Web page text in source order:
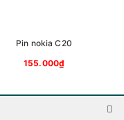
để được tư vấn và báo
Pin nokia C20
155.000₫